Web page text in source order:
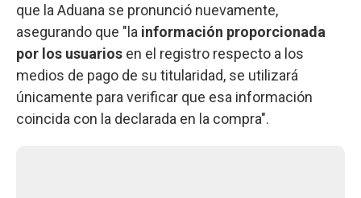
que la Aduana se pronunció nuevamente,
asegurando que "la información proporcionada
por los usuarios en el registro respecto a los
medios de pago de su titularidad, se utilizará
únicamente para verificar que esa información
coincida con la declarada en la compra".